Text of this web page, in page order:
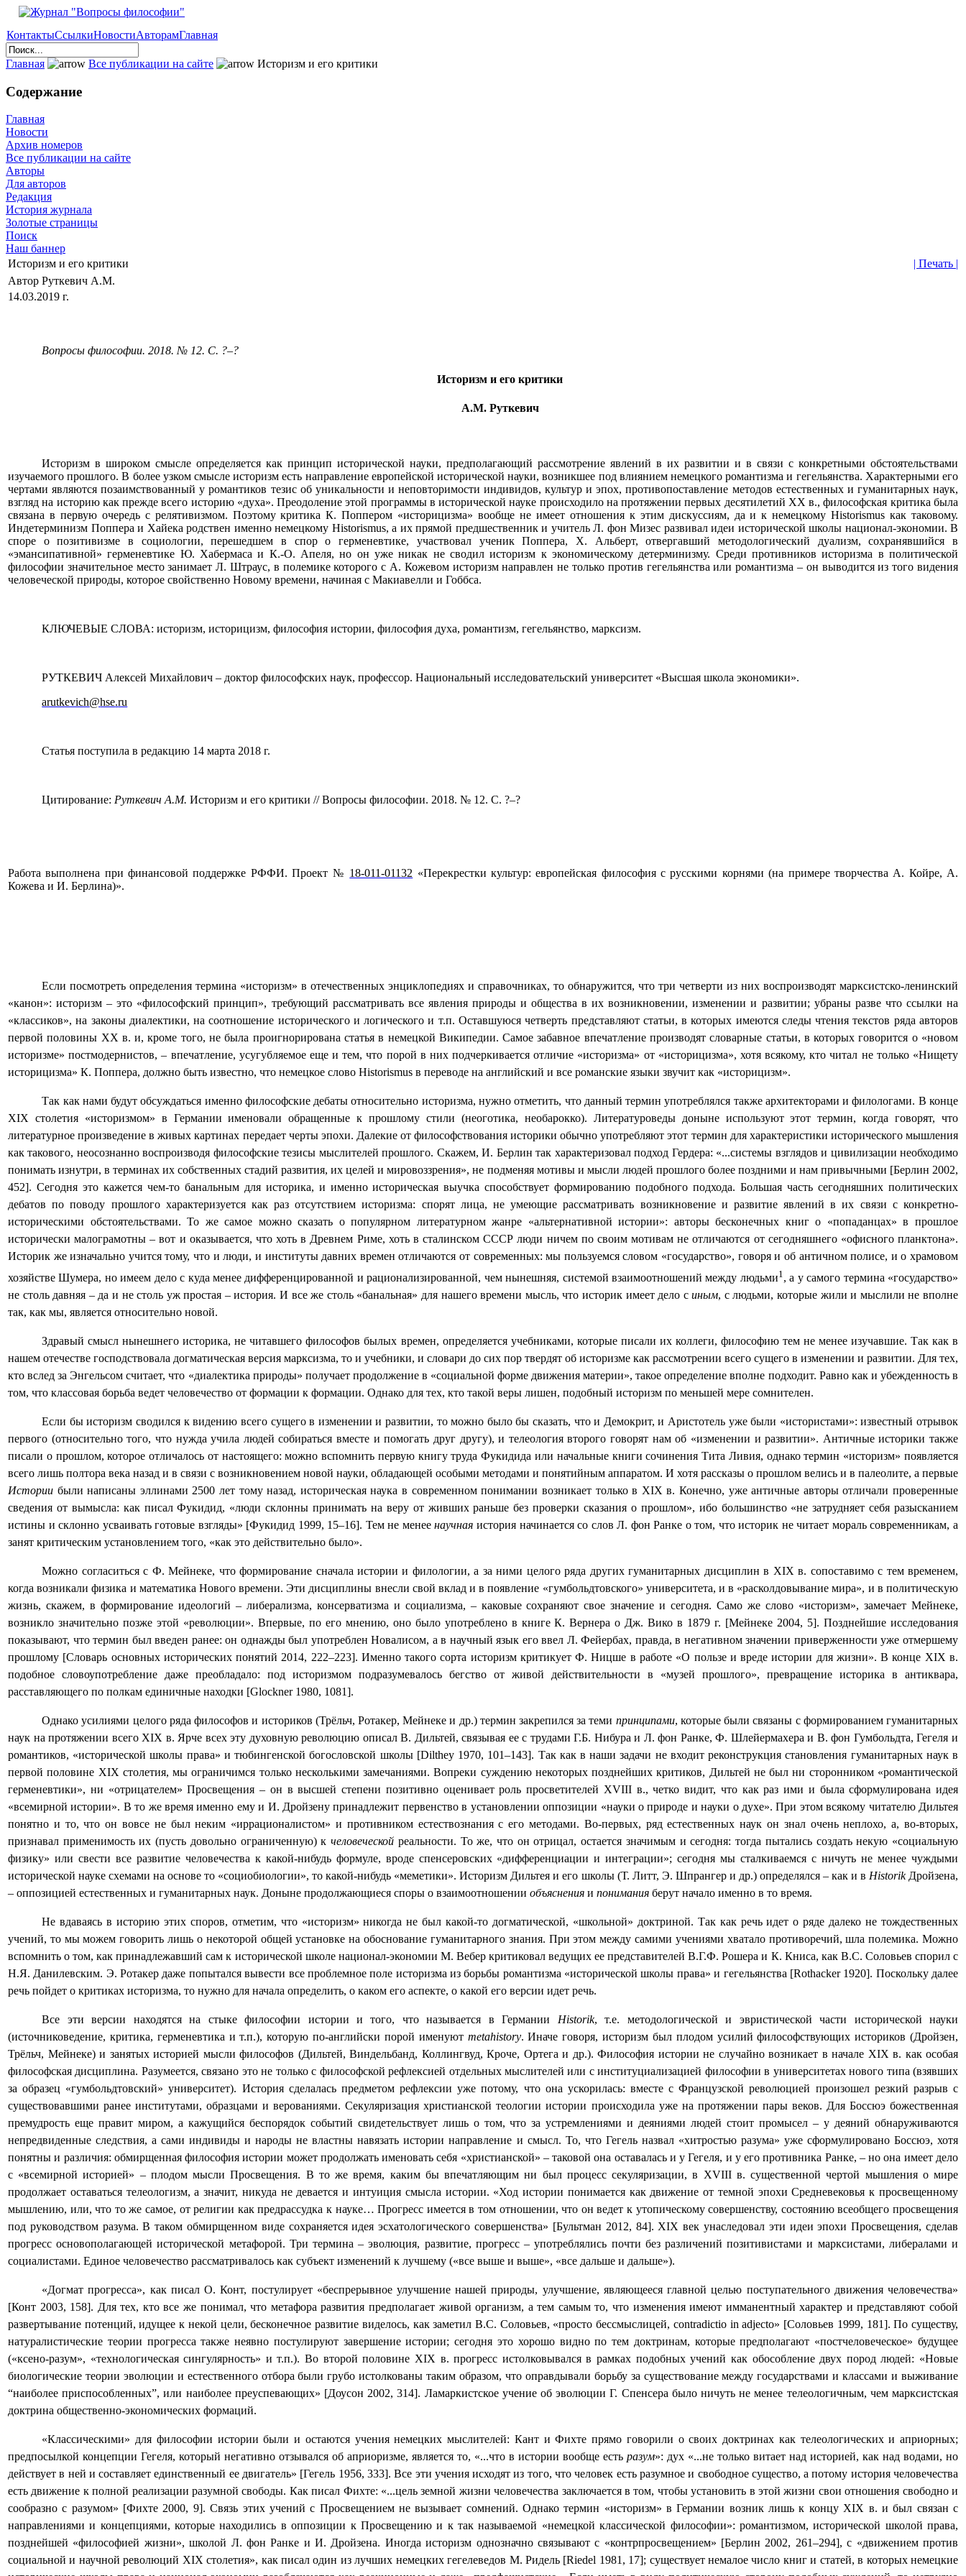
КонтактыСсылкиНовостиАвторамГлавная
Главная Все публикации на сайте Историзм и его критики
Содержание
Главная
Новости
Архив номеров
Все публикации на сайте
Авторы
Для авторов
Редакция
История журнала
Золотые страницы
Поиск
Наш баннер
Историзм и его критики
| Печать |
Автор Руткевич А.М.
14.03.2019 г.
Вопросы философии. 2018. № 12. С. ?‒?
Историзм и его критики
А.М. Руткевич
Историзм в широком смысле определяется как принцип исторической науки, предполагающий рассмотрение явлений в их развитии и в связи с конкретными обстоятельствами
изучаемого прошлого. В более узком смысле историзм есть направление европейской исторической науки, возникшее под влиянием немецкого романтизма и гегельянства. Характерными его
чертами являются позаимствованный у романтиков тезис об уникальности и неповторимости индивидов, культур и эпох, противопоставление методов естественных и гуманитарных наук,
взгляд на историю как прежде всего историю «духа». Преодоление этой программы в исторической науке происходило на протяжении первых десятилетий XXв., философская критика была
связана в первую очередь с релятивизмом. Поэтому критика К. Поппером «историцизма» вообще не имеет отношения к этим дискуссиям, да и к немецкомуHistorismus как таковому.
Индетерминизм Поппера и Хайека родствен именно немецкому Historismus, а их прямой предшественник и учитель Л. фон Мизес развивал идеи исторической школы национал-экономии. В
споре о позитивизме в социологии, перешедшем в спор о герменевтике, участвовал ученик Поппера, Х. Альберт, отвергавший методологический дуализм, сохранявшийся в
«эмансипативной» герменевтике Ю. Хабермаса и К.-О. Апеля, но он уже никак не сводил историзм к экономическому детерминизму. Среди противников историзма в политической
философии значительное место занимает Л. Штраус, в полемике которого с А. Кожевом историзм направлен не только против гегельянства или романтизма – он выводится из того видения
человеческой природы, которое свойственно Новому времени, начиная с Макиавелли и Гоббса.
КЛЮЧЕВЫЕ СЛОВА: историзм, историцизм, философия истории, философия духа, романтизм, гегельянство, марксизм.
РУТКЕВИЧ Алексей Михайлович – доктор философских наук, профессор. Национальный исследовательский университет «Высшая школа экономики».
arutkevich@hse.ru
Статья поступила в редакцию 14 марта 2018 г.
Цитирование:Руткевич А.М. Историзм и его критики // Вопросы философии. 2018. № 12. С. ?‒?
Работа выполнена при финансовой поддержке РФФИ. Проект № 18-011-01132 «Перекрестки культур: европейская философия с русскими корнями (на примере творчества А. Койре, А.
Кожева и И. Берлина)».
Если посмотреть определения термина «историзм» в отечественных энциклопедиях и справочниках, то обнаружится, что три четверти из них воспроизводят марксистско-ленинский
«канон»: историзм – это «философский принцип», требующий рассматривать все явления природы и общества в их возникновении, изменении и развитии; убраны разве что ссылки на
«классиков», на законы диалектики, на соотношение исторического и логического и т.п. Оставшуюся четверть представляют статьи, в которых имеются следы чтения текстов ряда авторов
первой половины ХХ в. и, кроме того, не была проигнорирована статья в немецкой Википедии. Самое забавное впечатление производят словарные статьи, в которых говорится о «новом
историзме» постмодернистов, – впечатление, усугубляемое еще и тем, что порой в них подчеркивается отличие «историзма» от «историцизма», хотя всякому, кто читал не только «Нищету
историцизма» К. Поппера, должно быть известно, что немецкое слово Historismus в переводе на английский и все романские языки звучит как «историцизм».
Так как нами будут обсуждаться именно философские дебаты относительно историзма, нужно отметить, что данный термин употреблялся также архитекторами и филологами. В конце
XIX столетия «историзмом» в Германии именовали обращенные к прошлому стили (неоготика, необарокко). Литературоведы доныне используют этот термин, когда говорят, что
литературное произведение в живых картинах передает черты эпохи. Далекие от философствования историки обычно употребляют этот термин для характеристики исторического мышления
как такового, неосознанно воспроизводя философские тезисы мыслителей прошлого. Скажем, И. Берлин так характеризовал подход Гердера: «...системы взглядов и цивилизации необходимо
понимать изнутри, в терминах их собственных стадий развития, их целей и мировоззрения», не подменяя мотивы и мысли людей прошлого более поздними и нам привычными [Берлин 2002,
452]. Сегодня это кажется чем-то банальным для историка, и именно историческая выучка способствует формированию подобного подхода. Большая часть сегодняшних политических
дебатов по поводу прошлого характеризуется как раз отсутствием историзма: спорят лица, не умеющие рассматривать возникновение и развитие явлений в их связи с конкретно-
историческими обстоятельствами. То же самое можно сказать о популярном литературном жанре «альтернативной истории»: авторы бесконечных книг о «попаданцах» в прошлое
исторически малограмотны – вот и оказывается, что хоть в Древнем Риме, хоть в сталинском СССР люди ничем по своим мотивам не отличаются от сегодняшнего «офисного планктона».
Историк же изначально учится тому, что и люди, и институты давних времен отличаются от современных: мы пользуемся словом «государство», говоря и об античном полисе, и о храмовом
хозяйстве Шумера, но имеем дело с куда менее дифференцированной и рационализированной, чем нынешняя, системой взаимоотношений между людьми1 , а у самого термина «государство»
не столь давняя – да и не столь уж простая – история. И все же столь «банальная» для нашего времени мысль, что историк имеет дело синым, с людьми, которые жили и мыслили не вполне
так, как мы, является относительно новой.
Здравый смысл нынешнего историка, не читавшего философов былых времен, определяется учебниками, которые писали их коллеги, философию тем не менее изучавшие. Так как в
нашем отечестве господствовала догматическая версия марксизма, то и учебники, и словари до сих пор твердят об историзме как рассмотрении всего сущего в изменении и развитии. Для тех,
кто вслед за Энгельсом считает, что «диалектика природы» получает продолжение в «социальной форме движения материи», такое определение вполне подходит. Равно как и убежденность в
том, что классовая борьба ведет человечество от формации к формации. Однако для тех, кто такой веры лишен, подобный историзм по меньшей мере сомнителен.
Если бы историзм сводился к видению всего сущего в изменении и развитии, то можно было бы сказать, что и Демокрит, и Аристотель уже были «истористами»: известный отрывок
первого (относительно того, что нужда учила людей собираться вместе и помогать друг другу), и телеология второго говорят нам об «изменении и развитии». Античные историки также
писали о прошлом, которое отличалось от настоящего: можно вспомнить первую книгу труда Фукидида или начальные книги сочинения Тита Ливия, однако термин «историзм» появляется
всего лишь полтора века назад и в связи с возникновением новой науки, обладающей особыми методами и понятийным аппаратом. И хотя рассказы о прошлом велись и в палеолите, а первые
Истории были написаны эллинами 2500 лет тому назад, историческая наука в современном понимании возникает только в XIX в. Конечно, уже античные авторы отличали проверенные
сведения от вымысла: как писал Фукидид, «люди склонны принимать на веру от живших раньше без проверки сказания о прошлом», ибо большинство «не затрудняет себя разысканием
истины и склонно усваивать готовые взгляды» [Фукидид 1999, 15–16]. Тем не менеенаучная история начинается со слов Л. фон Ранке о том, что историк не читает мораль современникам, а
занят критическим установлением того, «как это действительно было».
Можно согласиться с Ф. Мейнеке, что формирование сначала истории и филологии, а за ними целого ряда других гуманитарных дисциплин в XIX в. сопоставимо с тем временем,
когда возникали физика и математика Нового времени. Эти дисциплины внесли свой вклад и в появление «гумбольдтовского» университета, и в «расколдовывание мира», и в политическую
жизнь, скажем, в формирование идеологий – либерализма, консерватизма и социализма, – каковые сохраняют свое значение и сегодня. Само же слово «историзм», замечает Мейнеке,
возникло значительно позже этой «революции». Впервые, по его мнению, оно было употреблено в книге К. Вернера о Дж. Вико в 1879 г. [Мейнеке 2004, 5]. Позднейшие исследования
показывают, что термин был введен ранее: он однажды был употреблен Новалисом, а в научный язык его ввел Л. Фейербах, правда, в негативном значении приверженности уже отмершему
прошлому [Словарь основных исторических понятий 2014, 222–223]. Именно такого сорта историзм критикует Ф. Ницше в работе «О пользе и вреде истории для жизни». В конце XIX в.
подобное словоупотребление даже преобладало: под историзмом подразумевалось бегство от живой действительности в «музей прошлого», превращение историка в антиквара,
расставляющего по полкам единичные находки [Glockner1980, 1081].
Однако усилиями целого ряда философов и историков (Трёльч, Ротакер, Мейнеке и др.) термин закрепился за теми принципами, которые были связаны с формированием гуманитарных
наук на протяжении всего XIX в. Ярче всех эту духовную революцию описал В. Дильтей, связывая ее с трудами Г.Б. Нибура и Л. фон Ранке, Ф. Шлейермахера и В. фон Гумбольдта, Гегеля и
романтиков, «исторической школы права» и тюбингенской богословской школы [Dilthey 1970, 101–143]. Так как в наши задачи не входит реконструкция становления гуманитарных наук в
первой половине XIX столетия, мы ограничимся только несколькими замечаниями. Вопреки суждению некоторых позднейших критиков, Дильтей не был ни сторонником «романтической
герменевтики», ни «отрицателем» Просвещения – он в высшей степени позитивно оценивает роль просветителей XVIIIв., четко видит, что как раз ими и была сформулирована идея
«всемирной истории». В то же время именно ему и И. Дройзену принадлежит первенство в установлении оппозиции «науки о природе и науки о духе». При этом всякому читателю Дильтея
понятно и то, что он вовсе не был неким «иррационалистом» и противником естествознания с его методами. Во-первых, ряд естественных наук он знал очень неплохо, а, во-вторых,
признавал применимость их (пусть довольно ограниченную) кчеловеческой реальности. То же, что он отрицал, остается значимым и сегодня: тогда пытались создать некую «социальную
физику» или свести все развитие человечества к какой-нибудь формуле, вроде спенсеровских «дифференциации и интеграции»; сегодня мы сталкиваемся с ничуть не менее чуждыми
исторической науке схемами на основе то «социобиологии», то какой-нибудь «меметики». Историзм Дильтея и его школы (Т. Литт, Э. Шпрангер и др.) определялся – как и в HistorikДройзена,
– оппозицией естественных и гуманитарных наук. Доныне продолжающиеся споры о взаимоотношении объяснения и понимания берут начало именно в то время.
Не вдаваясь в историю этих споров, отметим, что «историзм» никогда не был какой-то догматической, «школьной» доктриной. Так как речь идет о ряде далеко не тождественных
учений, то мы можем говорить лишь о некоторой общей установке на обоснование гуманитарного знания. При этом между самими учениями хватало противоречий, шла полемика. Можно
вспомнить о том, как принадлежавший сам к исторической школе национал-экономии М. Вебер критиковал ведущих ее представителей В.Г.Ф. Рошера и К. Книса, как В.С. Соловьев спорил с
Н.Я. Данилевским. Э. Ротакер даже попытался вывести все проблемное поле историзма из борьбы романтизма «исторической школы права» и гегельянства [Rothacker 1920]. Поскольку далее
речь пойдет о критиках историзма, то нужно для начала определить, о каком его аспекте, о какой его версии идет речь.
Все эти версии находятся на стыке философии истории и того, что называется в Германии Historik, т.е. методологической и эвристической части исторической науки
(источниковедение, критика, герменевтика и т.п.), которую по-английски порой именуют metahistory. Иначе говоря, историзм был плодом усилий философствующих историков (Дройзен,
Трёльч, Мейнеке) и занятых историей мысли философов (Дильтей, Виндельбанд, Коллингвуд, Кроче, Ортега и др.). Философия истории не случайно возникает в начале XIX в. как особая
философская дисциплина. Разумеется, связано это не только с философской рефлексией отдельных мыслителей или с институциализацией философии в университетах нового типа (взявших
за образец «гумбольдтовский» университет). История сделалась предметом рефлексии уже потому, что она ускорилась: вместе с Французской революцией произошел резкий разрыв с
существовавшими ранее институтами, образцами и верованиями. Секуляризация христианской теологии истории происходила уже на протяжении пары веков. Для Боссюэ божественная
премудрость еще правит миром, а кажущийся беспорядок событий свидетельствует лишь о том, что за устремлениями и деяниями людей стоит промысел – у деяний обнаруживаются
непредвиденные следствия, а сами индивиды и народы не властны навязать истории направление и смысл. То, что Гегель назвал «хитростью разума» уже сформулировано Боссюэ, хотя
понятны и различия: обмирщенная философия истории может продолжать именовать себя «христианской» – таковой она оставалась и у Гегеля, и у его противника Ранке, – но она имеет дело
с «всемирной историей» – плодом мысли Просвещения. В то же время, каким бы впечатляющим ни был процесс секуляризации, в XVIIIв. существенной чертой мышления о мире
продолжает оставаться телеологизм, а значит, никуда не девается и интуиция смысла истории. «Ход истории понимается как движение от темной эпохи Средневековья к просвещенному
мышлению, или, что то же самое, от религии как предрассудка к науке… Прогресс имеется в том отношении, что он ведет к утопическому совершенству, состоянию всеобщего просвещения
под руководством разума. В таком обмирщенном виде сохраняется идея эсхатологического совершенства» [Бультман 2012, 84]. XIX век унаследовал эти идеи эпохи Просвещения, сделав
прогресс основополагающей исторической метафорой. Три термина – эволюция, развитие, прогресс – употреблялись почти без различений позитивистами и марксистами, либералами и
социалистами. Единое человечество рассматривалось как субъект изменений к лучшему («все выше и выше», «все дальше и дальше»).
«Догмат прогресса», как писал О. Конт, постулирует «беспрерывное улучшение нашей природы, улучшение, являющееся главной целью поступательного движения человечества»
[Конт 2003, 158]. Для тех, кто все же понимал, что метафора развития предполагает живой организм, а тем самым то, что изменения имеют имманентный характер и представляют собой
развертывание потенций, идущее к некой цели, бесконечное развитие виделось, как заметил В.С. Соловьев, «просто бессмыслицей, contradictio in adjecto» [Соловьев 1999, 181]. По существу,
натуралистические теории прогресса также неявно постулируют завершение истории; сегодня это хорошо видно по тем доктринам, которые предполагают «постчеловеческое» будущее
(«ксено-разум», «технологическая сингулярность» и т.п.). Во второй половине XIX в. прогресс истолковывался в рамках подобных учений как обособление двух пород людей: «Новые
биологические теории эволюции и естественного отбора были грубо истолкованы таким образом, что оправдывали борьбу за существование между государствами и классами и выживание
“наиболее приспособленных”, или наиболее преуспевающих» [Доусон 2002, 314]. Ламаркистское учение об эволюции Г. Спенсера было ничуть не менее телеологичным, чем марксистская
доктрина общественно-экономических формаций.
«Классическими» для философии истории были и остаются учения немецких мыслителей: Кант и Фихте прямо говорили о своих доктринах как телеологических и априорных;
предпосылкой концепции Гегеля, который негативно отзывался об априоризме, является то, «...что в истории вообще есть разум»: дух «...не только витает над историей, как над водами, но
действует в ней и составляет единственный ее двигатель» [Гегель 1956, 333]. Все эти учения исходят из того, что человек есть разумное и свободное существо, а потому история человечества
есть движение к полной реализации разумной свободы. Как писал Фихте: «...цель земной жизни человечества заключается в том, чтобы установить в этой жизни свои отношения свободно и
сообразно с разумом» [Фихте 2000, 9]. Связь этих учений с Просвещением не вызывает сомнений. Однако термин «историзм» в Германии возник лишь к концу XIX в. и был связан с
направлениями и концепциями, которые находились в оппозиции к Просвещению и к так называемой «немецкой классической философии»: романтизмом, исторической школой права,
позднейшей «философией жизни», школой Л. фон Ранке и И. Дройзена. Иногда историзм однозначно связывают с «контрпросвещением» [Берлин 2002, 261–294], с «движением против
социальной и научной революций XIX столетия», как писал один из лучших немецких гегелеведов М. Ридель [Riedel 1981, 17]; существует немалое число книг и статей, в которых немецкие